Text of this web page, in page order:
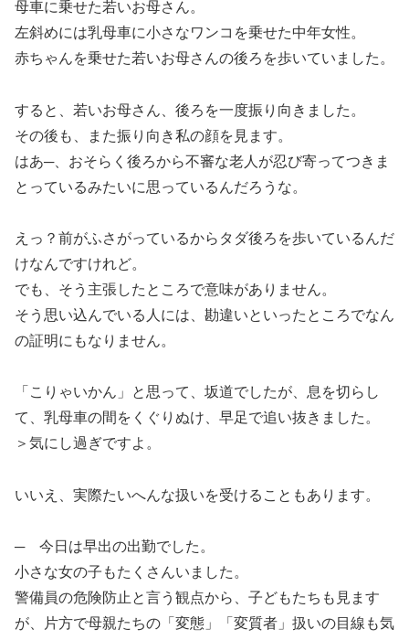
母車に乗せた若いお母さん。
左斜めには乳母車に小さなワンコを乗せた中年女性。
赤ちゃんを乗せた若いお母さんの後ろを歩いていました。
すると、若いお母さん、後ろを一度振り向きました。
その後も、また振り向き私の顔を見ます。
はあ─、おそらく後ろから不審な老人が忍び寄ってつきま
とっているみたいに思っているんだろうな。
えっ？前がふさがっているからタダ後ろを歩いているんだ
けなんですけれど。
でも、そう主張したところで意味がありません。
そう思い込んでいる人には、勘違いといったところでなん
の証明にもなりません。
「こりゃいかん」と思って、坂道でしたが、息を切らし
て、乳母車の間をくぐりぬけ、早足で追い抜きました。
＞気にし過ぎですよ。
いいえ、実際たいへんな扱いを受けることもあります。
─ 今日は早出の出勤でした。
小さな女の子もたくさんいました。
警備員の危険防止と言う観点から、子どもたちも見ます
が、片方で母親たちの「変態」「変質者」扱いの目線も気